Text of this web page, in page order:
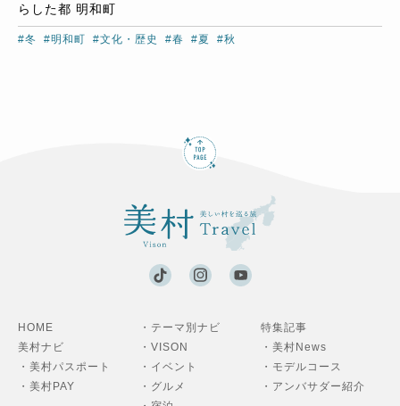
らした都 明和町
#冬 #明和町 #文化・歴史 #春 #夏 #秋
HOME
美村ナビ
・美村パスポート
・美村PAY
・テーマ別ナビ
・VISON
・イベント
・グルメ
特集記事
・美村News
・モデルコース
・アンバサダー紹介